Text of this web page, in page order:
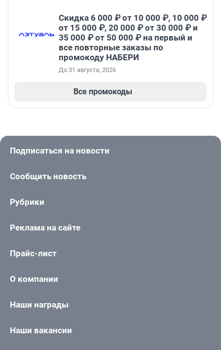
Скидка 6 000 ₽ от 10 000 ₽, 10 000 ₽
от 15 000 ₽, 20 000 ₽ от 30 000 ₽ и
35 000 ₽ от 50 000 ₽ на первый и
все повторные заказы по
промокоду НАБЕРИ
До 31 августа, 2026
Все промокоды
Подписаться на новости
Сообщить новость
Рубрики
Реклама на сайте
Прайс-лист
О компании
Наши награды
Наши вакансии